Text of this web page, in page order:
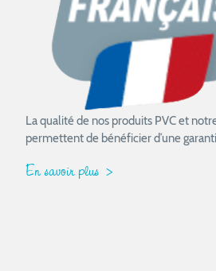
La qualité de nos produits PVC et
permettent de bénéficier d’une
En savoir plus